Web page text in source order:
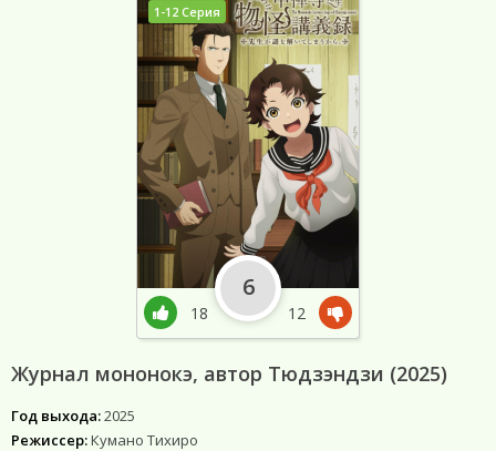
Журнал мононокэ, автор Тюдзэндзи (2025)
Год выхода:2025
Режиссер:Кумано Тихиро
1-12 Серия
18
6
12